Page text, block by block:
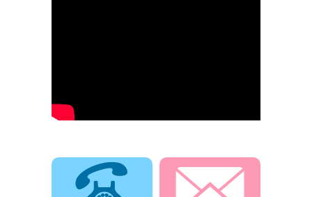
電話でお問合せ